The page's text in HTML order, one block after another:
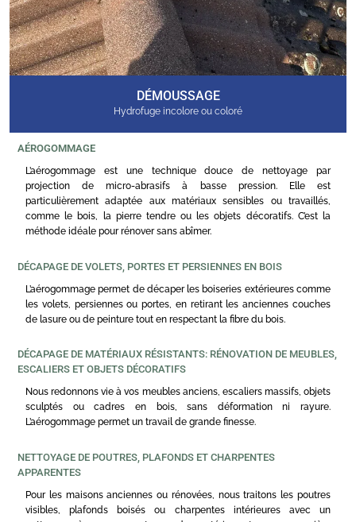
DÉMOUSSAGE
Hydrofuge incolore ou coloré
AÉROGOMMAGE
L’aérogommage est une technique douce de nettoyage par
projection de micro-abrasifs à basse pression. Elle est
particulièrement adaptée aux matériaux sensibles ou travaillés,
comme le bois, la pierre tendre ou les objets décoratifs. C’est la
méthode idéale pour rénover sans abîmer.
DÉCAPAGE DE VOLETS, PORTES ET PERSIENNES EN BOIS
L’aérogommage permet de décaper les boiseries extérieures comme
les volets, persiennes ou portes, en retirant les anciennes couches
de lasure ou de peinture tout en respectant la fibre du bois.
DÉCAPAGE DE MATÉRIAUX RÉSISTANTS: RÉNOVATION DE MEUBLES,
ESCALIERS ET OBJETS DÉCORATIFS
Nous redonnons vie à vos meubles anciens, escaliers massifs, objets
sculptés ou cadres en bois, sans déformation ni rayure.
L’aérogommage permet un travail de grande finesse.
NETTOYAGE DE POUTRES, PLAFONDS ET CHARPENTES
APPARENTES
Pour les maisons anciennes ou rénovées, nous traitons les poutres
visibles, plafonds boisés ou charpentes intérieures avec un